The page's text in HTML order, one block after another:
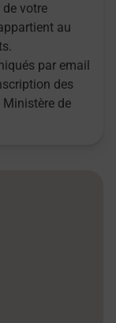
votre
au
par email
des
de